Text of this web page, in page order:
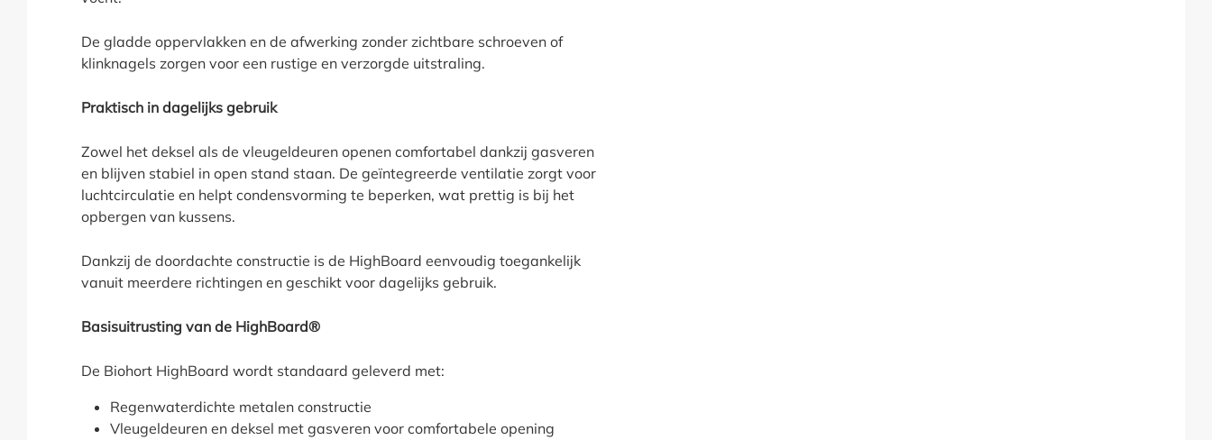
De gladde oppervlakken en de afwerking zonder zichtbare schroeven of
klinknagels zorgen voor een rustige en verzorgde uitstraling.
Praktisch in dagelijks gebruik
Zowel het deksel als de vleugeldeuren openen comfortabel dankzij gasveren
en blijven stabiel in open stand staan. De geïntegreerde ventilatie zorgt voor
luchtcirculatie en helpt condensvorming te beperken, wat prettig is bij het
opbergen van kussens.
Dankzij de doordachte constructie is de HighBoard eenvoudig toegankelijk
vanuit meerdere richtingen en geschikt voor dagelijks gebruik.
Basisuitrusting van de HighBoard®
De Biohort HighBoard wordt standaard geleverd met:
Regenwaterdichte metalen constructie
Vleugeldeuren en deksel met gasveren voor comfortabele opening